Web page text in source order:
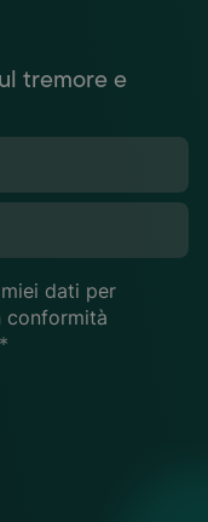
tremore e
dati per
conformità